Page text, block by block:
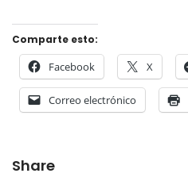
Comparte esto:
Facebook X
Correo electrónico
Share